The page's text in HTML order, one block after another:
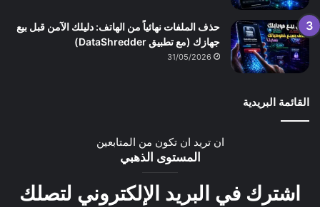
حذف الملفات نهائياً من الهاتف: دليلك الآمن قبل بيع
جهازك (مع تطبيق DataShredder)
31/05/2026
القائمة البريدية
ان تريد ان تكون من المتابعين
المستوى الذهبي
اشترك في البريد الإلكتروني لتصلك